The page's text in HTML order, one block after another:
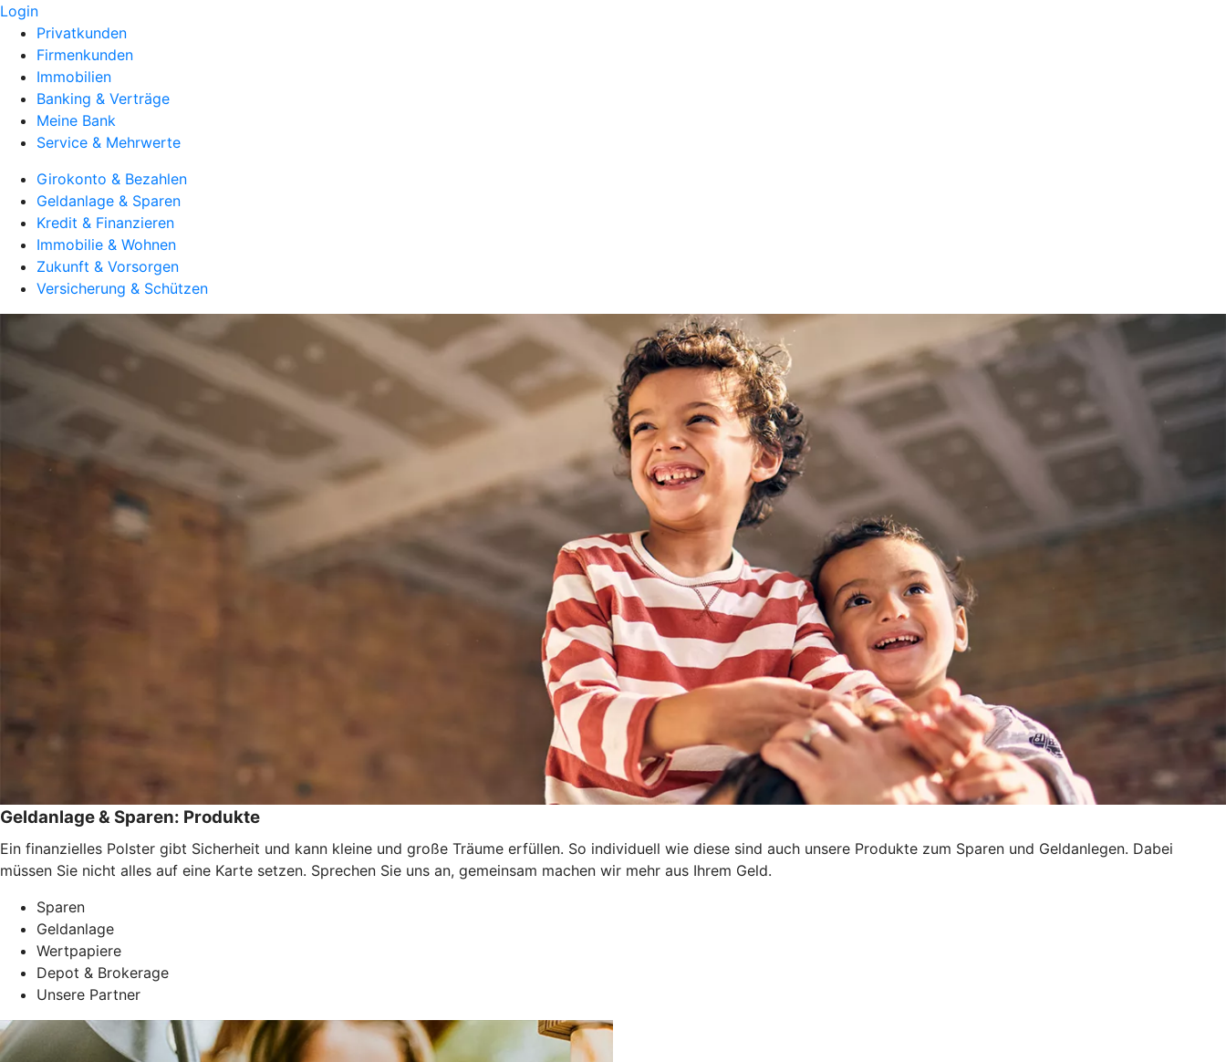
Login
Privatkunden
Firmenkunden
Immobilien
Banking & Verträge
Meine Bank
Service & Mehrwerte
Girokonto & Bezahlen
Geldanlage & Sparen
Kredit & Finanzieren
Immobilie & Wohnen
Zukunft & Vorsorgen
Versicherung & Schützen
Geldanlage & Sparen: Produkte
Ein finanzielles Polster gibt Sicherheit und kann kleine und große Träume erfüllen. So individuell wie diese sind auch unsere Produkte zum Sparen und Geldanlegen. Dabei
müssen Sie nicht alles auf eine Karte setzen. Sprechen Sie uns an, gemeinsam machen wir mehr aus Ihrem Geld.
Sparen
Geldanlage
Wertpapiere
Depot & Brokerage
Unsere Partner